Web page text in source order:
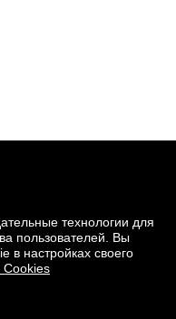
культуры РФ
технологии для
пользователей. Вы
в настройках своего
Cookies